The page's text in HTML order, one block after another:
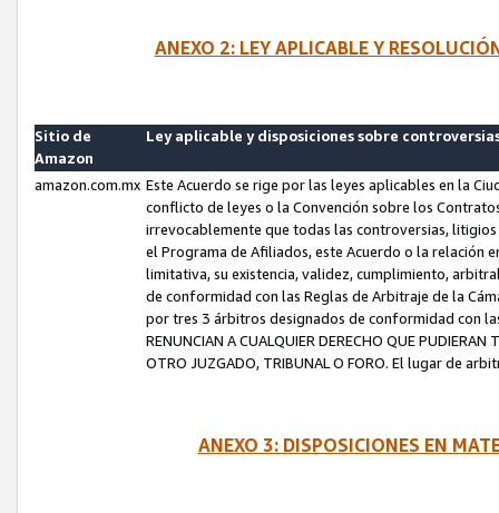
ANEXO 2: LEY APLICABLE Y
Sitio de
Amazon
Ley aplicable y disposiciones sobre
amazon.com.mx Este Acuerdo se rige por las leyes aplicables en la
conflicto de leyes o la Convención sobre los
irrevocablemente que todas las controversias,
el Programa de Afiliados, este Acuerdo o la relación
limitativa, su existencia, validez, cumplimiento,
de conformidad con las Reglas de Arbitraje de la
por tres 3 árbitros designados de conformidad con las
RENUNCIAN A CUALQUIER DERECHO QUE
OTRO JUZGADO, TRIBUNAL O FORO. El lugar de
ANEXO 3: DISPOSICIONES EN